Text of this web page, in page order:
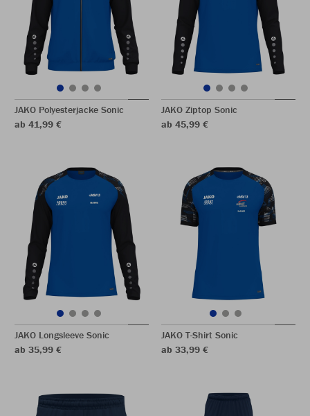
JAKO Polyesterjacke Sonic
ab 41,99 €
JAKO Ziptop Sonic
ab 45,99 €
JAKO Longsleeve Sonic
ab 35,99 €
JAKO T-Shirt Sonic
ab 33,99 €